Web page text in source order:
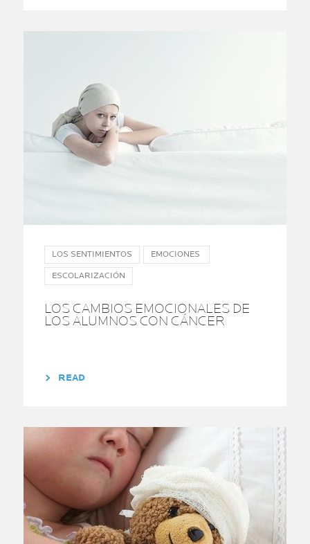
LOS SENTIMIENTOS EMOCIONES
ESCOLARIZACIÓN
LOS CAMBIOS EMOCIONALES DE
LOS ALUMNOS CON CÁNCER
READ